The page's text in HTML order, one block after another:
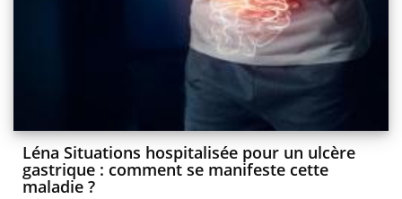
Léna Situations hospitalisée pour un ulcère
gastrique : comment se manifeste cette
maladie ?